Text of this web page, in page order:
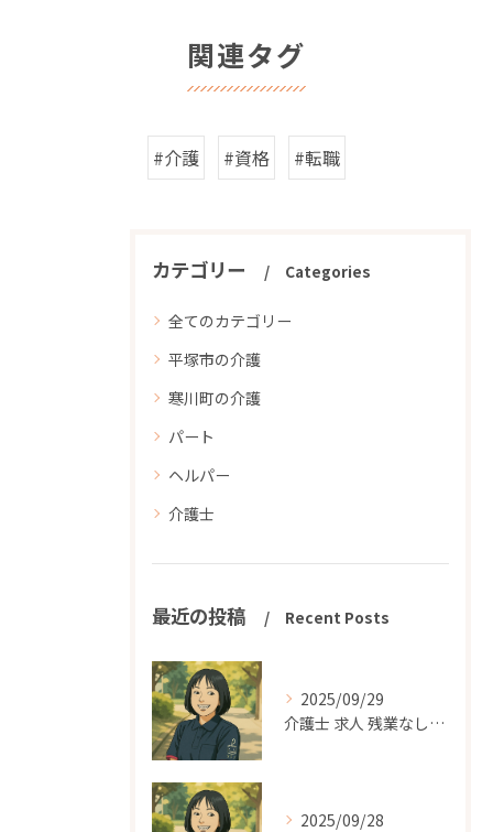
関連タグ
#介護 #資格 #転職
カテゴリー Categories
全てのカテゴリー
平塚市の介護
寒川町の介護
パート
ヘルパー
介護士
最近の投稿 Recent Posts
2025/09/29
介護士 求人 残業なし｜平塚市、寒川町で無理なく働きたいあなたへ
2025/09/28